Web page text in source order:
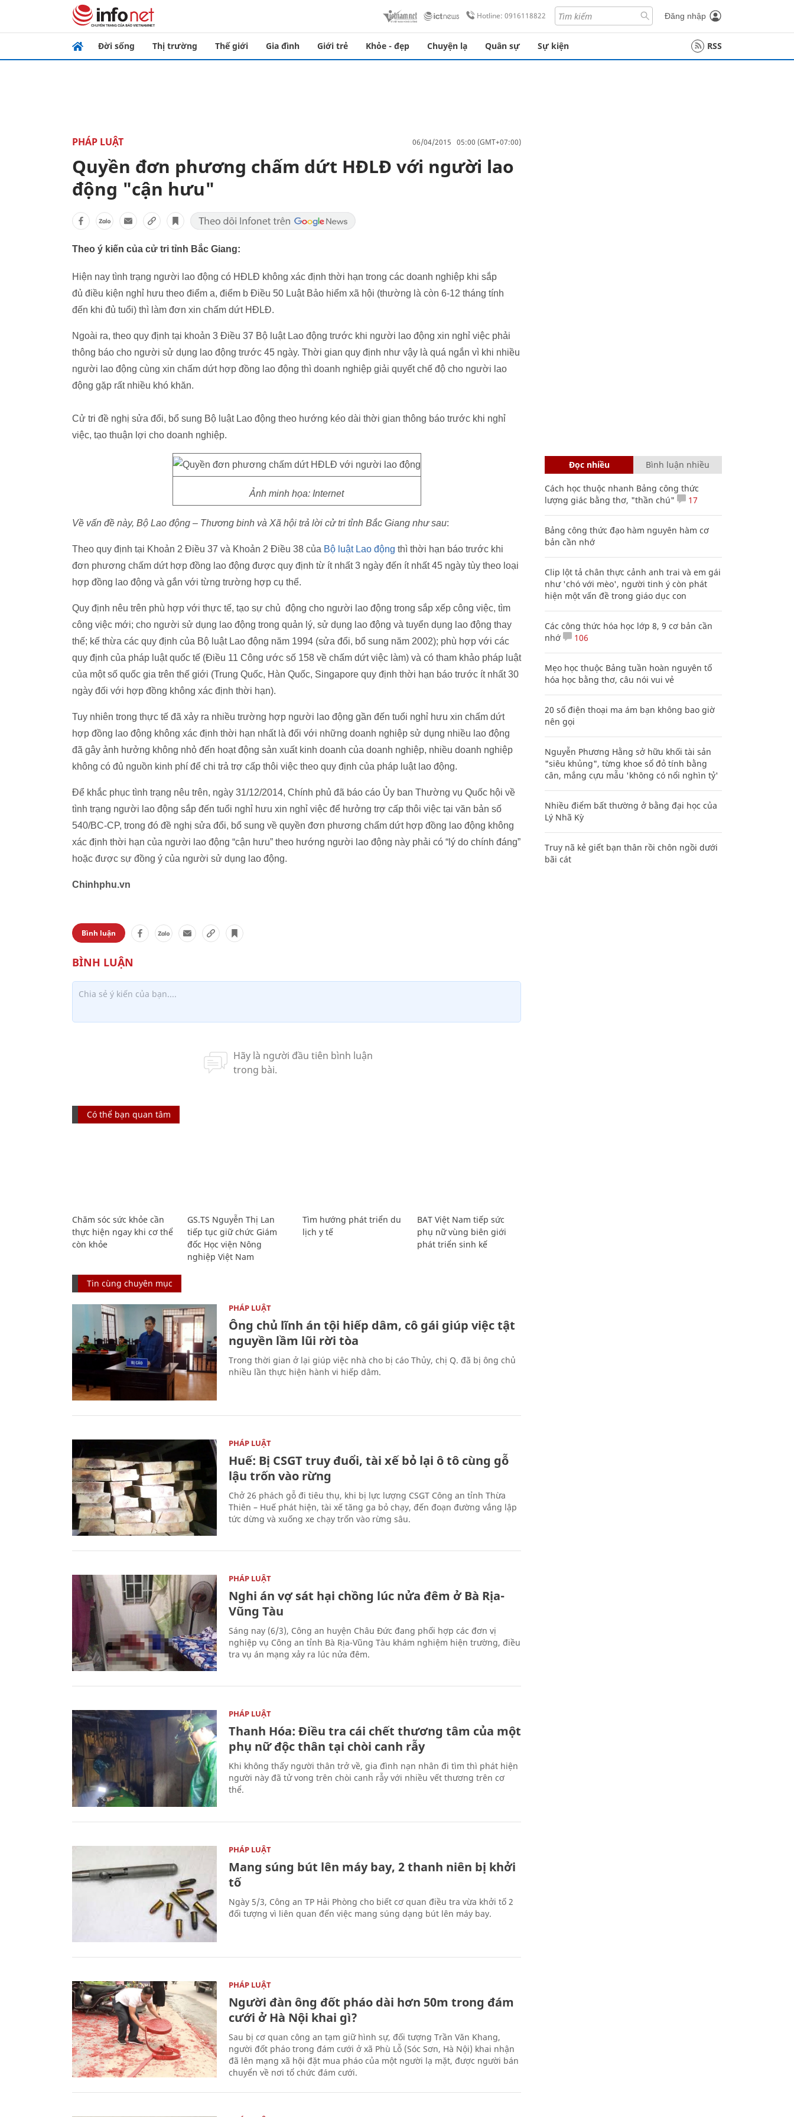
Hotline: 0916118822 Đăng nhập
Đời sống Thị trường Thế giới Gia đình Giới trẻ Khỏe - đẹp Chuyện lạ Quân sự Sự kiện RSS
PHÁP LUẬT 06/04/2015 05:00 (GMT+07:00)
Quyền đơn phương chấm dứt HĐLĐ với người lao
động "cận hưu"
Theo ý kiến của cử tri tỉnh Bắc Giang:
Hiện nay tình trạng người lao động có HĐLĐ không xác định thời hạn trong các doanh nghiệp khi sắp
đủ điều kiện nghỉ hưu theo điểm a, điểm b Điều 50 Luật Bảo hiểm xã hội (thường là còn 6-12 tháng tính
đến khi đủ tuổi) thì làm đơn xin chấm dứt HĐLĐ.
Ngoài ra, theo quy định tại khoản 3 Điều 37 Bộ luật Lao động trước khi người lao động xin nghỉ việc phải
thông báo cho người sử dụng lao động trước 45 ngày. Thời gian quy định như vậy là quá ngắn vì khi nhiều
người lao động cùng xin chấm dứt hợp đồng lao động thì doanh nghiệp giải quyết chế độ cho người lao
động gặp rất nhiều khó khăn.
Cử tri đề nghị sửa đổi, bổ sung Bộ luật Lao động theo hướng kéo dài thời gian thông báo trước khi nghỉ
việc, tạo thuận lợi cho doanh nghiệp.
Ảnh minh họa: Internet
Về vấn đề này, Bộ Lao động – Thương binh và Xã hội trả lời cử tri tỉnh Bắc Giang như sau:
Theo quy định tại Khoản 2 Điều 37 và Khoản 2 Điều 38 của Bộ luật Lao động thì thời hạn báo trước khi
đơn phương chấm dứt hợp đồng lao động được quy định từ ít nhất 3 ngày đến ít nhất 45 ngày tùy theo loại
hợp đồng lao động và gắn với từng trường hợp cụ thể.
Quy định nêu trên phù hợp với thực tế, tạo sự chủ động cho người lao động trong sắp xếp công việc, tìm
công việc mới; cho người sử dụng lao động trong quản lý, sử dụng lao động và tuyển dụng lao động thay
thế; kế thừa các quy định của Bộ luật Lao động năm 1994 (sửa đổi, bổ sung năm 2002); phù hợp với các
quy định của pháp luật quốc tế (Điều 11 Công ước số 158 về chấm dứt việc làm) và có tham khảo pháp luật
của một số quốc gia trên thế giới (Trung Quốc, Hàn Quốc, Singapore quy định thời hạn báo trước ít nhất 30
ngày đối với hợp đồng không xác định thời hạn).
Tuy nhiên trong thực tế đã xảy ra nhiều trường hợp người lao động gần đến tuổi nghỉ hưu xin chấm dứt
hợp đồng lao động không xác định thời hạn nhất là đối với những doanh nghiệp sử dụng nhiều lao động
đã gây ảnh hưởng không nhỏ đến hoạt động sản xuất kinh doanh của doanh nghiệp, nhiều doanh nghiệp
không có đủ nguồn kinh phí để chi trả trợ cấp thôi việc theo quy định của pháp luật lao động.
Để khắc phục tình trạng nêu trên, ngày 31/12/2014, Chính phủ đã báo cáo Ủy ban Thường vụ Quốc hội về
tình trạng người lao động sắp đến tuổi nghỉ hưu xin nghỉ việc để hưởng trợ cấp thôi việc tại văn bản số
540/BC-CP, trong đó đề nghị sửa đổi, bổ sung về quyền đơn phương chấm dứt hợp đồng lao động không
xác định thời hạn của người lao động “cận hưu” theo hướng người lao động này phải có “lý do chính đáng”
hoặc được sự đồng ý của người sử dụng lao động.
Chinhphu.vn
Bình luận
Có thể bạn quan tâm
Chăm sóc sức khỏe cần
thực hiện ngay khi cơ thể
còn khỏe
GS.TS Nguyễn Thị Lan
tiếp tục giữ chức Giám
đốc Học viện Nông
nghiệp Việt Nam
Tìm hướng phát triển du
lịch y tế
BAT Việt Nam tiếp sức
phụ nữ vùng biên giới
phát triển sinh kế
Tin cùng chuyên mục
PHÁP LUẬT
Ông chủ lĩnh án tội hiếp dâm, cô gái giúp việc tật
nguyền lầm lũi rời tòa
Trong thời gian ở lại giúp việc nhà cho bị cáo Thủy, chị Q. đã bị ông chủ
nhiều lần thực hiện hành vi hiếp dâm.
PHÁP LUẬT
Huế: Bị CSGT truy đuổi, tài xế bỏ lại ô tô cùng gỗ
lậu trốn vào rừng
Chở 26 phách gỗ đi tiêu thụ, khi bị lực lượng CSGT Công an tỉnh Thừa
Thiên – Huế phát hiện, tài xế tăng ga bỏ chạy, đến đoạn đường vắng lập
tức dừng và xuống xe chạy trốn vào rừng sâu.
PHÁP LUẬT
Nghi án vợ sát hại chồng lúc nửa đêm ở Bà Rịa-
Vũng Tàu
Sáng nay (6/3), Công an huyện Châu Đức đang phối hợp các đơn vị
nghiệp vụ Công an tỉnh Bà Rịa-Vũng Tàu khám nghiệm hiện trường, điều
tra vụ án mạng xảy ra lúc nửa đêm.
PHÁP LUẬT
Thanh Hóa: Điều tra cái chết thương tâm của một
phụ nữ độc thân tại chòi canh rẫy
Khi không thấy người thân trở về, gia đình nạn nhân đi tìm thì phát hiện
người này đã tử vong trên chòi canh rẫy với nhiều vết thương trên cơ
thể.
PHÁP LUẬT
Mang súng bút lên máy bay, 2 thanh niên bị khởi
tố
Ngày 5/3, Công an TP Hải Phòng cho biết cơ quan điều tra vừa khởi tố 2
đối tượng vì liên quan đến việc mang súng dạng bút lên máy bay.
PHÁP LUẬT
Người đàn ông đốt pháo dài hơn 50m trong đám
cưới ở Hà Nội khai gì?
Sau bị cơ quan công an tạm giữ hình sự, đối tượng Trần Văn Khang,
người đốt pháo trong đám cưới ở xã Phù Lỗ (Sóc Sơn, Hà Nội) khai nhận
đã lên mạng xã hội đặt mua pháo của một người lạ mặt, được người bán
chuyển về nơi tổ chức đám cưới.
Đọc nhiều Bình luận nhiều
Cách học thuộc nhanh Bảng công thức
lượng giác bằng thơ, "thần chú"
17
Bảng công thức đạo hàm nguyên hàm cơ
bản cần nhớ
Clip lột tả chân thực cảnh anh trai và em gái
như 'chó với mèo', người tinh ý còn phát
hiện một vấn đề trong giáo dục con
Các công thức hóa học lớp 8, 9 cơ bản cần
nhớ
106
Mẹo học thuộc Bảng tuần hoàn nguyên tố
hóa học bằng thơ, câu nói vui vẻ
20 số điện thoại ma ám bạn không bao giờ
nên gọi
Nguyễn Phương Hằng sở hữu khối tài sản
"siêu khủng", từng khoe sổ đỏ tính bằng
cân, mắng cựu mẫu 'không có nổi nghìn tỷ'
Nhiều điểm bất thường ở bằng đại học của
Lý Nhã Kỳ
Truy nã kẻ giết bạn thân rồi chôn ngồi dưới
bãi cát